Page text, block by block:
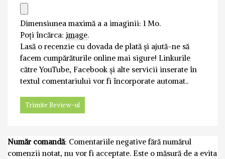
Dimensiunea maximă a a imaginii: 1 Mo.
Poți încărca: image.
Lasă o recenzie cu dovada de plată și ajută-ne să
facem cumpărăturile online mai sigure! Linkurile
către YouTube, Facebook și alte servicii inserate în
textul comentariului vor fi încorporate automat..
Număr comandă: Comentariile negative fără numărul
comenzii notat, nu vor fi acceptate. Este o măsură de a evita